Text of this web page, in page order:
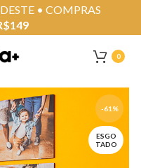
0
-61%
ESGO
TADO
• COMPRAS